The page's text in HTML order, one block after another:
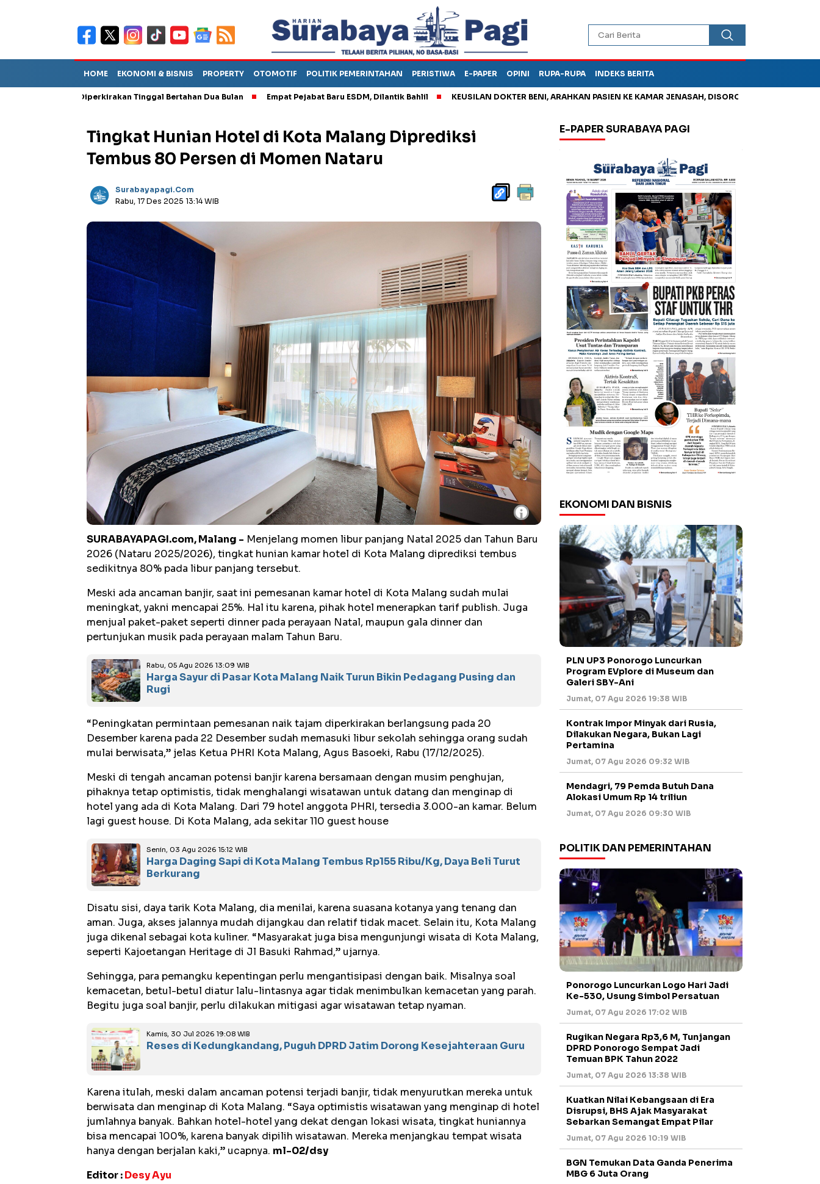
HOME EKONOMI & BISNIS PROPERTY OTOMOTIF POLITIK PEMERINTAHAN PERISTIWA E-PAPER OPINI RUPA-RUPA INDEKS BERITA
TPA Diperkirakan Tinggal Bertahan Dua Bulan Empat Pejabat Baru ESDM, Dilantik Bahlil KEUSILAN DOKTER BENI, ARAHKAN PASIEN KE KAMAR JENASAH, DISOROT Jadi Otak Mark Up
Tingkat Hunian Hotel di Kota Malang Diprediksi
Tembus 80 Persen di Momen Nataru
Surabayapagi.com
Rabu, 17 Des 2025 13:14 WIB
i
SURABAYAPAGI.com, Malang - Menjelang momen libur panjang Natal 2025 dan Tahun Baru
2026 (Nataru 2025/2026), tingkat hunian kamar hotel di Kota Malang diprediksi tembus
sedikitnya 80% pada libur panjang tersebut.
Meski ada ancaman banjir, saat ini pemesanan kamar hotel di Kota Malang sudah mulai
meningkat, yakni mencapai 25%. Hal itu karena, pihak hotel menerapkan tarif publish. Juga
menjual paket-paket seperti dinner pada perayaan Natal, maupun gala dinner dan
pertunjukan musik pada perayaan malam Tahun Baru.
Rabu, 05 Agu 2026 13:09 WIB
Harga Sayur di Pasar Kota Malang Naik Turun Bikin Pedagang Pusing dan
Rugi
“Peningkatan permintaan pemesanan naik tajam diperkirakan berlangsung pada 20
Desember karena pada 22 Desember sudah memasuki libur sekolah sehingga orang sudah
mulai berwisata,” jelas Ketua PHRI Kota Malang, Agus Basoeki, Rabu (17/12/2025).
Meski di tengah ancaman potensi banjir karena bersamaan dengan musim penghujan,
pihaknya tetap optimistis, tidak menghalangi wisatawan untuk datang dan menginap di
hotel yang ada di Kota Malang. Dari 79 hotel anggota PHRI, tersedia 3.000-an kamar. Belum
lagi guest house. Di Kota Malang, ada sekitar 110 guest house
Senin, 03 Agu 2026 15:12 WIB
Harga Daging Sapi di Kota Malang Tembus Rp155 Ribu/Kg, Daya Beli Turut
Berkurang
Disatu sisi, daya tarik Kota Malang, dia menilai, karena suasana kotanya yang tenang dan
aman. Juga, akses jalannya mudah dijangkau dan relatif tidak macet. Selain itu, Kota Malang
juga dikenal sebagai kota kuliner. “Masyarakat juga bisa mengunjungi wisata di Kota Malang,
seperti Kajoetangan Heritage di Jl Basuki Rahmad,” ujarnya.
Sehingga, para pemangku kepentingan perlu mengantisipasi dengan baik. Misalnya soal
kemacetan, betul-betul diatur lalu-lintasnya agar tidak menimbulkan kemacetan yang parah.
Begitu juga soal banjir, perlu dilakukan mitigasi agar wisatawan tetap nyaman.
Kamis, 30 Jul 2026 19:08 WIB
Reses di Kedungkandang, Puguh DPRD Jatim Dorong Kesejahteraan Guru
Karena itulah, meski dalam ancaman potensi terjadi banjir, tidak menyurutkan mereka untuk
berwisata dan menginap di Kota Malang. “Saya optimistis wisatawan yang menginap di hotel
jumlahnya banyak. Bahkan hotel-hotel yang dekat dengan lokasi wisata, tingkat huniannya
bisa mencapai 100%, karena banyak dipilih wisatawan. Mereka menjangkau tempat wisata
hanya dengan berjalan kaki,” ucapnya. ml-02/dsy
Editor :Desy Ayu
E-PAPER SURABAYA PAGI
EKONOMI DAN BISNIS
PLN UP3 Ponorogo Luncurkan
Program EVplore di Museum dan
Galeri SBY-Ani
Jumat, 07 Agu 2026 19:38 WIB
Kontrak Impor Minyak dari Rusia,
Dilakukan Negara, Bukan Lagi
Pertamina
Jumat, 07 Agu 2026 09:32 WIB
Mendagri, 79 Pemda Butuh Dana
Alokasi Umum Rp 14 triliun
Jumat, 07 Agu 2026 09:30 WIB
POLITIK DAN PEMERINTAHAN
Ponorogo Luncurkan Logo Hari Jadi
Ke-530, Usung Simbol Persatuan
Jumat, 07 Agu 2026 17:02 WIB
Rugikan Negara Rp3,6 M, Tunjangan
DPRD Ponorogo Sempat Jadi
Temuan BPK Tahun 2022
Jumat, 07 Agu 2026 13:38 WIB
Kuatkan Nilai Kebangsaan di Era
Disrupsi, BHS Ajak Masyarakat
Sebarkan Semangat Empat Pilar
Jumat, 07 Agu 2026 10:19 WIB
BGN Temukan Data Ganda Penerima
MBG 6 Juta Orang